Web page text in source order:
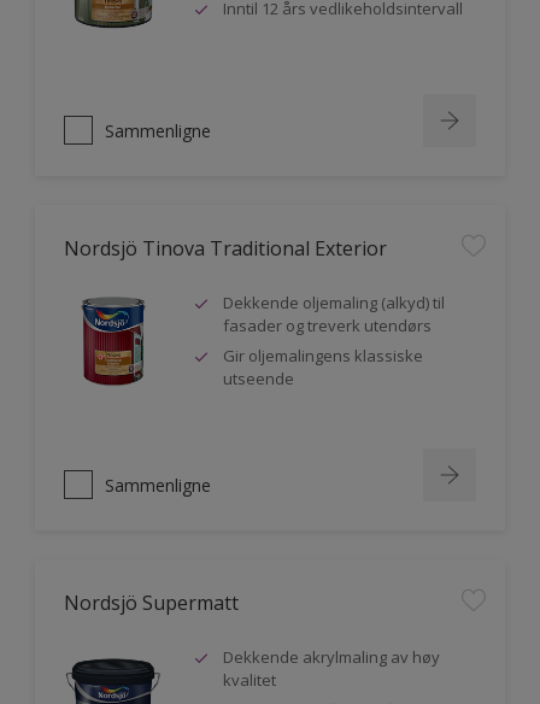
Inntil 12 års vedlikeholdsintervall
Sammenligne
Nordsjö Tinova Traditional Exterior
Dekkende oljemaling (alkyd) til
fasader og treverk utendørs
Gir oljemalingens klassiske
utseende
Sammenligne
Nordsjö Supermatt
Dekkende akrylmaling av høy
kvalitet